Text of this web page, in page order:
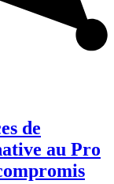
de
au Pro